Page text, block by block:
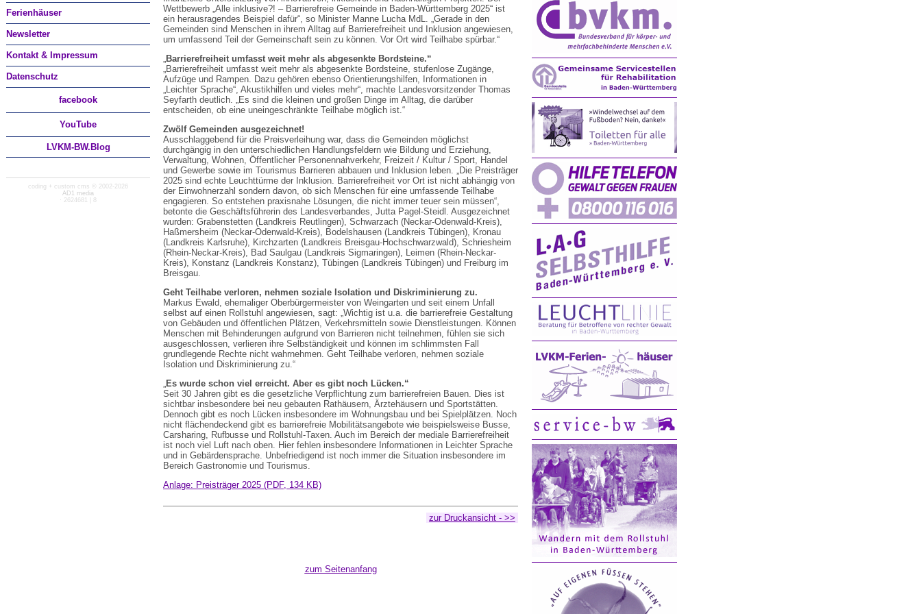
Ferienhäuser
Newsletter
Kontakt & Impressum
Datenschutz
facebook
YouTube
LVKM-BW.Blog
coding + custom cms © 2002-2026
AD1 media
· 2624681 | 8
Wettbewerb „Alle inklusive?! – Barrierefreie Gemeinde in Baden-Württemberg 2025“ ist
ein herausragendes Beispiel dafür“, so Minister Manne Lucha MdL. „Gerade in den
Gemeinden sind Menschen in ihrem Alltag auf Barrierefreiheit und Inklusion angewiesen,
um umfassend Teil der Gemeinschaft sein zu können. Vor Ort wird Teilhabe spürbar.“
„Barrierefreiheit umfasst weit mehr als abgesenkte Bordsteine.“
„Barrierefreiheit umfasst weit mehr als abgesenkte Bordsteine, stufenlose Zugänge,
Aufzüge und Rampen. Dazu gehören ebenso Orientierungshilfen, Informationen in
„Leichter Sprache“, Akustikhilfen und vieles mehr“, machte Landesvorsitzender Thomas
Seyfarth deutlich. „Es sind die kleinen und großen Dinge im Alltag, die darüber
entscheiden, ob eine uneingeschränkte Teilhabe möglich ist.“
Zwölf Gemeinden ausgezeichnet!
Ausschlaggebend für die Preisverleihung war, dass die Gemeinden möglichst
durchgängig in den unterschiedlichen Handlungsfeldern wie Bildung und Erziehung,
Verwaltung, Wohnen, Öffentlicher Personennahverkehr, Freizeit / Kultur / Sport, Handel
und Gewerbe sowie im Tourismus Barrieren abbauen und Inklusion leben. „Die Preisträger
2025 sind echte Leuchttürme der Inklusion. Barrierefreiheit vor Ort ist nicht abhängig von
der Einwohnerzahl sondern davon, ob sich Menschen für eine umfassende Teilhabe
engagieren. So entstehen praxisnahe Lösungen, die nicht immer teuer sein müssen“,
betonte die Geschäftsführerin des Landesverbandes, Jutta Pagel-Steidl. Ausgezeichnet
wurden: Grabenstetten (Landkreis Reutlingen), Schwarzach (Neckar-Odenwald-Kreis),
Haßmersheim (Neckar-Odenwald-Kreis), Bodelshausen (Landkreis Tübingen), Kronau
(Landkreis Karlsruhe), Kirchzarten (Landkreis Breisgau-Hochschwarzwald), Schriesheim
(Rhein-Neckar-Kreis), Bad Saulgau (Landkreis Sigmaringen), Leimen (Rhein-Neckar-
Kreis), Konstanz (Landkreis Konstanz), Tübingen (Landkreis Tübingen) und Freiburg im
Breisgau.
Geht Teilhabe verloren, nehmen soziale Isolation und Diskriminierung zu.
Markus Ewald, ehemaliger Oberbürgermeister von Weingarten und seit einem Unfall
selbst auf einen Rollstuhl angewiesen, sagt: „Wichtig ist u.a. die barrierefreie Gestaltung
von Gebäuden und öffentlichen Plätzen, Verkehrsmitteln sowie Dienstleistungen. Können
Menschen mit Behinderungen aufgrund von Barrieren nicht teilnehmen, fühlen sie sich
ausgeschlossen, verlieren ihre Selbständigkeit und können im schlimmsten Fall
grundlegende Rechte nicht wahrnehmen. Geht Teilhabe verloren, nehmen soziale
Isolation und Diskriminierung zu.“
„Es wurde schon viel erreicht. Aber es gibt noch Lücken.“
Seit 30 Jahren gibt es die gesetzliche Verpflichtung zum barrierefreien Bauen. Dies ist
sichtbar insbesondere bei neu gebauten Rathäusern, Ärztehäusern und Sportstätten.
Dennoch gibt es noch Lücken insbesondere im Wohnungsbau und bei Spielplätzen. Noch
nicht flächendeckend gibt es barrierefreie Mobilitätsangebote wie beispielsweise Busse,
Carsharing, Rufbusse und Rollstuhl-Taxen. Auch im Bereich der mediale Barrierefreiheit
ist noch viel Luft nach oben. Hier fehlen insbesondere Informationen in Leichter Sprache
und in Gebärdensprache. Unbefriedigend ist noch immer die Situation insbesondere im
Bereich Gastronomie und Tourismus.
Anlage: Preisträger 2025 (PDF, 134 KB)
zur Druckansicht - >>
zum Seitenanfang